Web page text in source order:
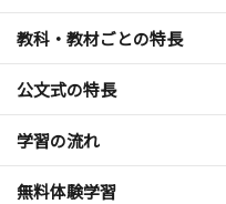
教科・教材ごとの特長
公文式の特長
学習の流れ
無料体験学習